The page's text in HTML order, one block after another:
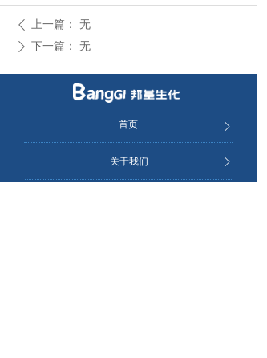
ꄴ 上一篇： 无
ꄲ 下一篇： 无
首页
关于我们 ꄲ
ꄲ